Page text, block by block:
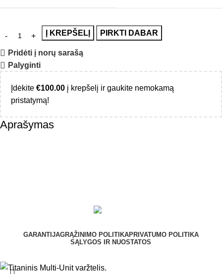
Į KREPŠELĮ PIRKTI DABAR
Pridėti į norų sarašą
Palyginti
Įdėkite €100.00 į krepšelį ir gaukite nemokamą
pristatymą!
Aprašymas
GARANTIJAGRĄŽINIMO POLITIKAPRIVATUMO POLITIKA
SĄLYGOS IR NUOSTATOS